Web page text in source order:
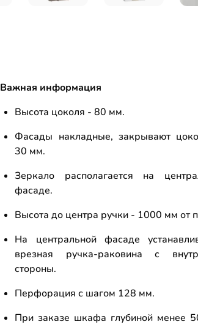
Важная информация
Высота цоколя - 80 мм.
Фасады накладные, закрывают
30 мм.
Зеркало располагается на
фасаде.
Высота до центра ручки - 1000 мм от
На центральной фасаде
врезная ручка-раковина с
стороны.
Перфорация с шагом 128 мм.
При заказе шкафа глубиной менее